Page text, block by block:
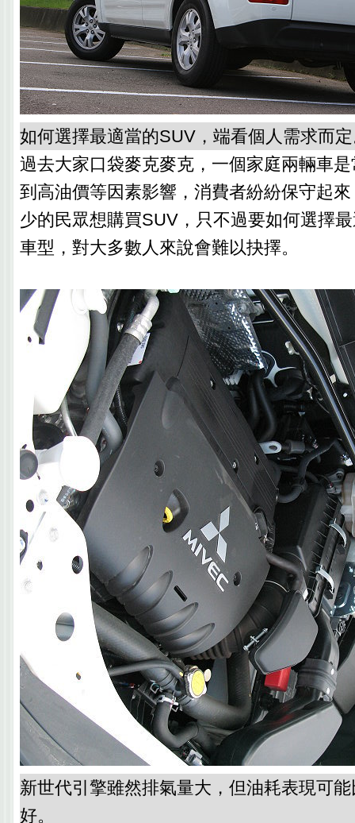
如何選擇最適當的SUV，端看個人需求而
過去大家口袋麥克麥克，一個家庭兩輛車
到高油價等因素影響，消費者紛紛保守起
少的民眾想購買SUV，只不過要如何選擇
車型，對大多數人來說會難以抉擇。
新世代引擎雖然排氣量大，但油耗表現可
好。